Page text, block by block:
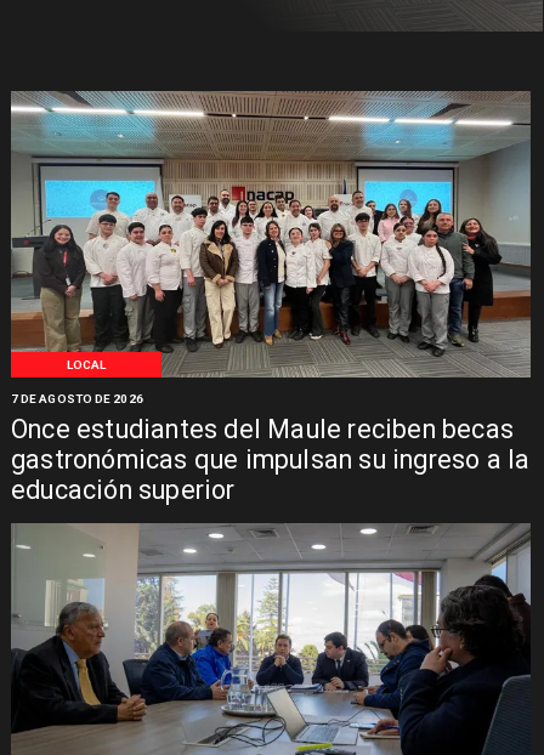
LOCAL
Once estudiantes del Maule reciben becas
gastronómicas que impulsan su ingreso a la
educación superior
7 DE AGOSTO DE 2026